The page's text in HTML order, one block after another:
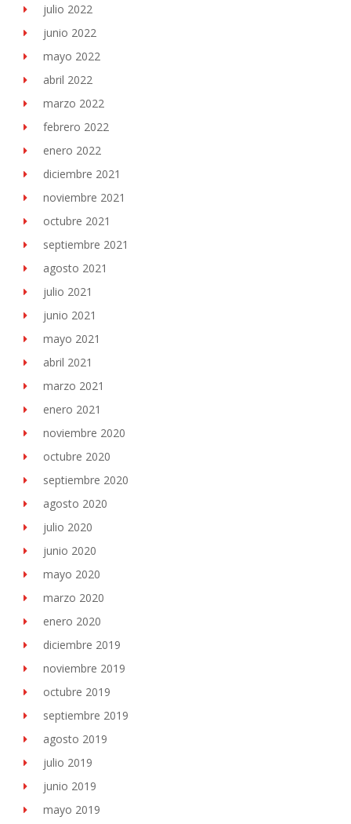
julio 2022
junio 2022
mayo 2022
abril 2022
marzo 2022
febrero 2022
enero 2022
diciembre 2021
noviembre 2021
octubre 2021
septiembre 2021
agosto 2021
julio 2021
junio 2021
mayo 2021
abril 2021
marzo 2021
enero 2021
noviembre 2020
octubre 2020
septiembre 2020
agosto 2020
julio 2020
junio 2020
mayo 2020
marzo 2020
enero 2020
diciembre 2019
noviembre 2019
octubre 2019
septiembre 2019
agosto 2019
julio 2019
junio 2019
mayo 2019